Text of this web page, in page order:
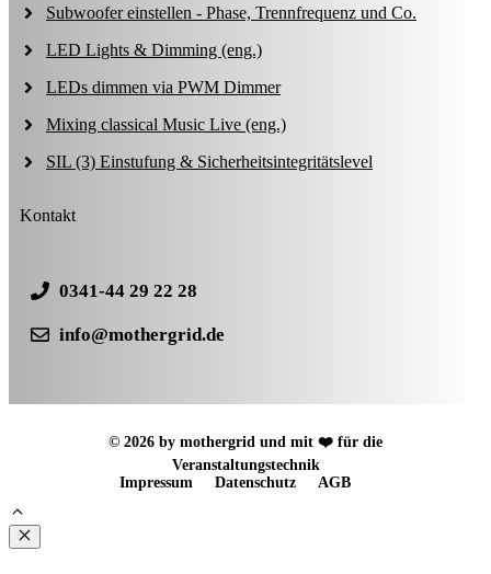
Subwoofer einstellen - Phase, Trennfrequenz und Co.
LED Lights & Dimming (eng.)
LEDs dimmen via PWM Dimmer
Mixing classical Music Live (eng.)
SIL (3) Einstufung & Sicherheitsintegritätslevel
Kontakt
0341-44 29 22 28
info@mothergrid.de
© 2026 by mothergrid und mit ❤️ für die
Veranstaltungstechnik
Impressum
Datenschutz AGB
Schließen